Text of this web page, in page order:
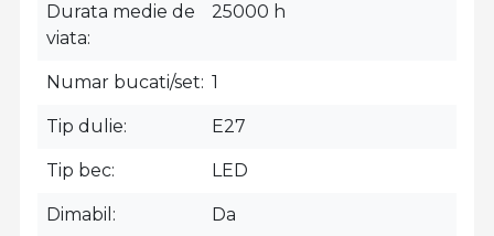
Durata medie de
viata
25000 h
Numar bucati/set 1
Tip dulie E27
Tip bec LED
Dimabil Da